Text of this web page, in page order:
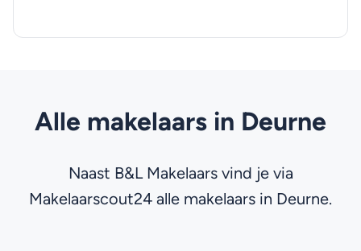
Alle makelaars in Deurne
Naast B&L Makelaars vind je via
Makelaarscout24 alle makelaars in Deurne.